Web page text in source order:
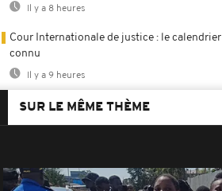
Il y a 8 heures
Cour Internationale de justice : le
connu
Il y a 9 heures
SUR LE MÊME THÈME